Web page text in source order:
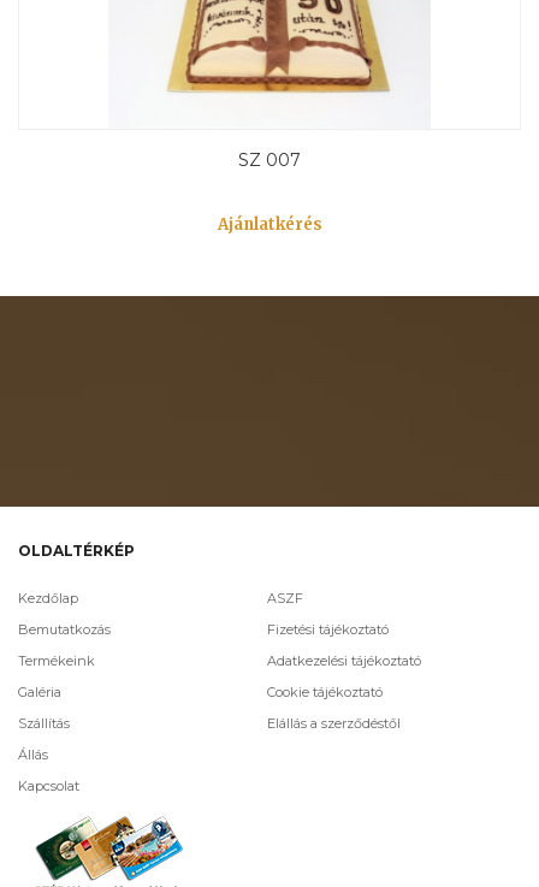
SZ 007
Ajánlatkérés
OLDALTÉRKÉP
Kezdőlap
Bemutatkozás
Termékeink
Galéria
Szállítás
Állás
Kapcsolat
ASZF
Fizetési tájékoztató
Adatkezelési tájékoztató
Cookie tájékoztató
Elállás a szerződéstől